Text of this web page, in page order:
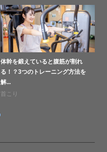
体幹を鍛えていると腹筋が割れ
る！？3つのトレーニング方法を
解...
首こり